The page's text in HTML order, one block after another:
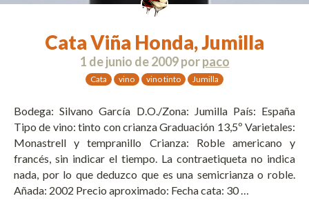
Cata Viña Honda, Jumilla
1 de junio de 2009porpaco
Cata vino vino tinto Jumilla
Bodega: Silvano García D.O./Zona: Jumilla País: España
Tipo de vino: tinto con crianza Graduación 13,5º Varietales:
Monastrell y tempranillo Crianza: Roble americano y
francés, sin indicar el tiempo. La contraetiqueta no indica
nada, por lo que deduzco que es una semicrianza o roble.
Añada: 2002 Precio aproximado: Fecha cata: 30 …